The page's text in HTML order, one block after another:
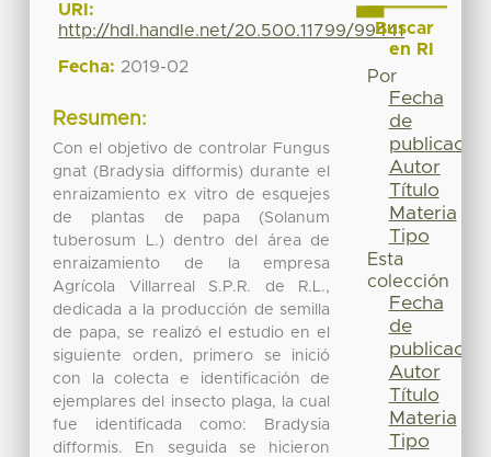
URI:
http://hdl.handle.net/20.500.11799/99441
Fecha: 2019-02
Resumen:
Con el objetivo de controlar Fungus
gnat (Bradysia difformis) durante el
enraizamiento ex vitro de esquejes
de plantas de papa (Solanum
tuberosum L.) dentro del área de
enraizamiento de la empresa
Agrícola Villarreal S.P.R. de R.L.,
dedicada a la producción de semilla
de papa, se realizó el estudio en el
siguiente orden, primero se inició
con la colecta e identificación de
ejemplares del insecto plaga, la cual
fue identificada como: Bradysia
difformis. En seguida se hicieron
Buscar
en RI
Por
Fecha
de
publicación
Autor
Título
Materia
Tipo
Esta
colección
Fecha
de
publicación
Autor
Título
Materia
Tipo